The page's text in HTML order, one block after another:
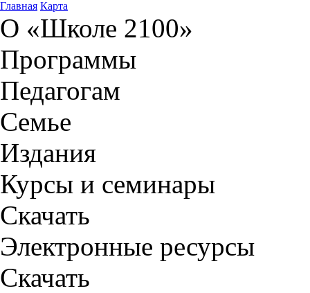
Главная Карта
О «Школе 2100»
Программы
Педагогам
Семье
Издания
Курсы и семинары
Скачать
Электронные ресурсы
Скачать